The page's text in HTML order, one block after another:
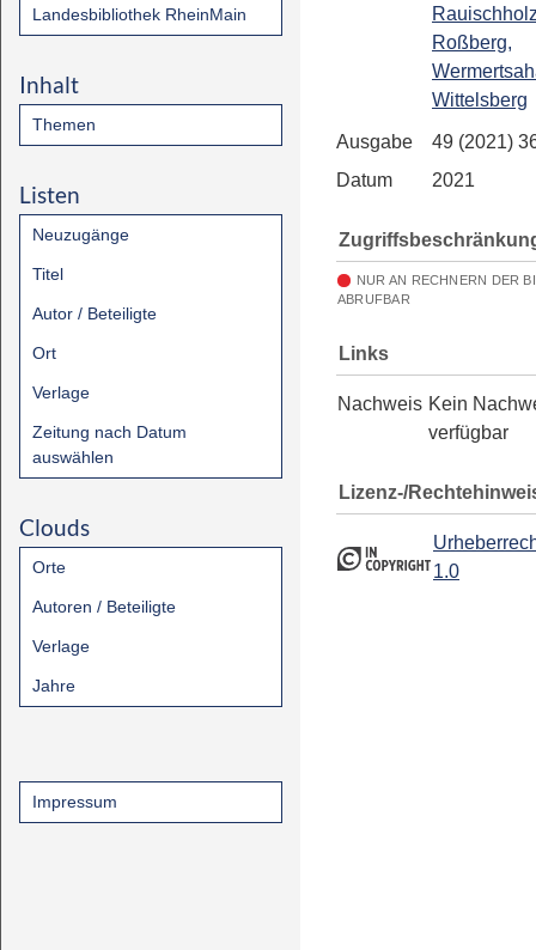
Landesbibliothek RheinMain
Inhalt
Themen
Listen
Neuzugänge
Titel
Autor / Beteiligte
Ort
Verlage
Zeitung nach Datum
auswählen
Clouds
Orte
Autoren / Beteiligte
Verlage
Jahre
Impressum
Roßberg,
Wittelsberg
Ausgabe
49 (2021)
Datum
2021
NUR AN RECHNERN DER
ABRUFBAR
Links
Nachweis Kein
verfügbar
Lizenz-/
1.0